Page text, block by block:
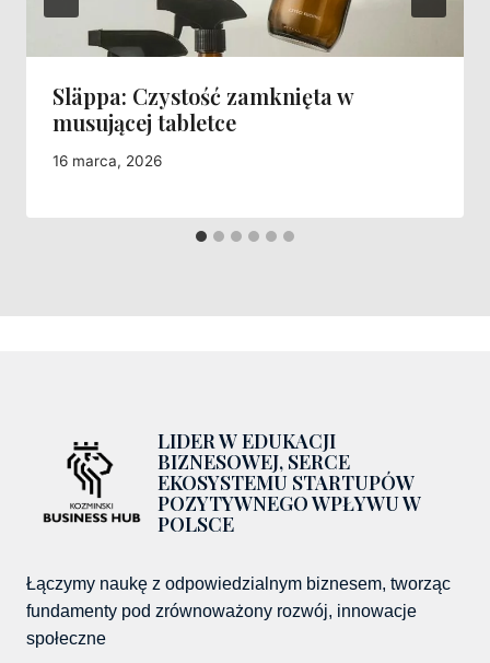
Släppa: Czystość zamknięta w
musującej tabletce
16 marca, 2026
LIDER W EDUKACJI
BIZNESOWEJ, SERCE
EKOSYSTEMU STARTUPÓW
POZYTYWNEGO WPŁYWU W
POLSCE
Łączymy naukę z odpowiedzialnym biznesem, tworząc
fundamenty pod zrównoważony rozwój, innowacje
społeczne